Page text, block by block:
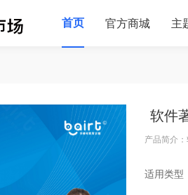
首页 官方商城 主
软件
产品简介
适用类型